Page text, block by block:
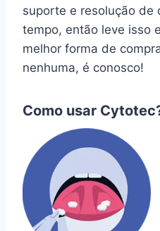
suporte e resolução de
tempo, então leve isso
melhor forma de
nenhuma, é conosco!
Como usar